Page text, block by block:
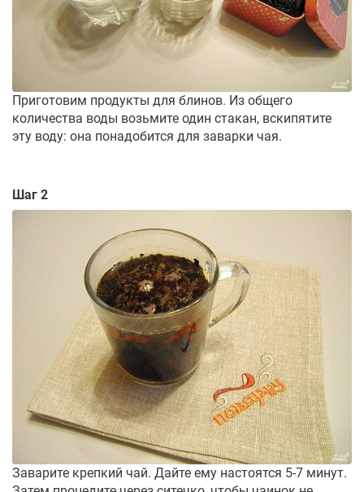
Приготовим продукты для блинов. Из общего
количества воды возьмите один стакан, вскипятите
эту воду: она понадобится для заварки чая.
Шаг 2
Заварите крепкий чай. Дайте ему настоятся 5-7 минут.